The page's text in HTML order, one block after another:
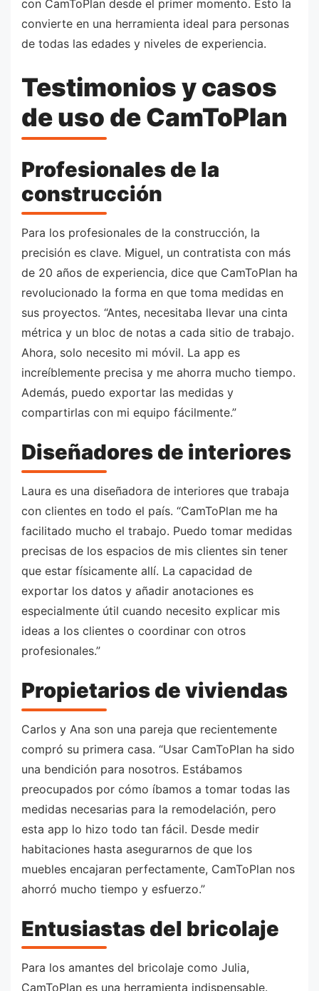
con CamToPlan desde el primer momento. Esto la
convierte en una herramienta ideal para personas
de todas las edades y niveles de experiencia.
Testimonios y casos
de uso de CamToPlan
Profesionales de la
construcción
Para los profesionales de la construcción, la
precisión es clave. Miguel, un contratista con más
de 20 años de experiencia, dice que CamToPlan ha
revolucionado la forma en que toma medidas en
sus proyectos. “Antes, necesitaba llevar una cinta
métrica y un bloc de notas a cada sitio de trabajo.
Ahora, solo necesito mi móvil. La app es
increíblemente precisa y me ahorra mucho tiempo.
Además, puedo exportar las medidas y
compartirlas con mi equipo fácilmente.”
Diseñadores de interiores
Laura es una diseñadora de interiores que trabaja
con clientes en todo el país. “CamToPlan me ha
facilitado mucho el trabajo. Puedo tomar medidas
precisas de los espacios de mis clientes sin tener
que estar físicamente allí. La capacidad de
exportar los datos y añadir anotaciones es
especialmente útil cuando necesito explicar mis
ideas a los clientes o coordinar con otros
profesionales.”
Propietarios de viviendas
Carlos y Ana son una pareja que recientemente
compró su primera casa. “Usar CamToPlan ha sido
una bendición para nosotros. Estábamos
preocupados por cómo íbamos a tomar todas las
medidas necesarias para la remodelación, pero
esta app lo hizo todo tan fácil. Desde medir
habitaciones hasta asegurarnos de que los
muebles encajaran perfectamente, CamToPlan nos
ahorró mucho tiempo y esfuerzo.”
Entusiastas del bricolaje
Para los amantes del bricolaje como Julia,
CamToPlan es una herramienta indispensable.